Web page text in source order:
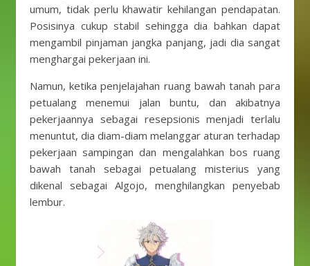
umum, tidak perlu khawatir kehilangan pendapatan.
Posisinya cukup stabil sehingga dia bahkan dapat
mengambil pinjaman jangka panjang, jadi dia sangat
menghargai pekerjaan ini.
Namun, ketika penjelajahan ruang bawah tanah para
petualang menemui jalan buntu, dan akibatnya
pekerjaannya sebagai resepsionis menjadi terlalu
menuntut, dia diam-diam melanggar aturan terhadap
pekerjaan sampingan dan mengalahkan bos ruang
bawah tanah sebagai petualang misterius yang
dikenal sebagai Algojo, menghilangkan penyebab
lembur.